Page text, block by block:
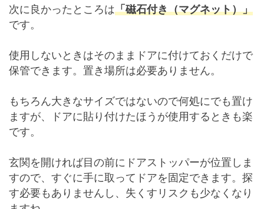
次に良かったところは「磁石付き（マグネット）」
です。
使用しないときはそのままドアに付けておくだけで
保管できます。置き場所は必要ありません。
もちろん大きなサイズではないので何処にでも置け
ますが、ドアに貼り付けたほうが使用するときも楽
です。
玄関を開ければ目の前にドアストッパーが位置しま
すので、すぐに手に取ってドアを固定できます。探
す必要もありませんし、失くすリスクも少なくなり